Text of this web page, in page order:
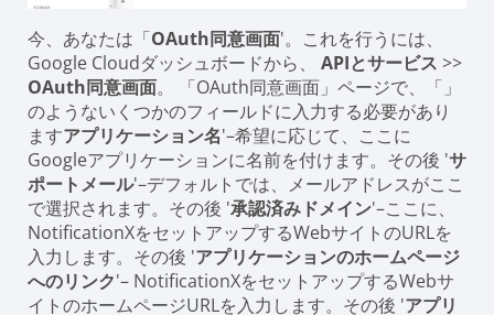
今、あなたは「OAuth同意画面'。これを行うには、
Google Cloudダッシュボードから、 APIとサービス >>
OAuth同意画面。 「OAuth同意画面」ページで、「」
のようないくつかのフィールドに入力する必要があり
ますアプリケーション名'–希望に応じて、ここに
Googleアプリケーションに名前を付けます。その後 'サ
ポートメール'–デフォルトでは、メールアドレスがここ
で選択されます。その後 '承認済みドメイン'–ここに、
NotificationXをセットアップするWebサイトのURLを
入力します。その後 'アプリケーションのホームページ
へのリンク'– NotificationXをセットアップするWebサ
イトのホームページURLを入力します。その後 'アプリ